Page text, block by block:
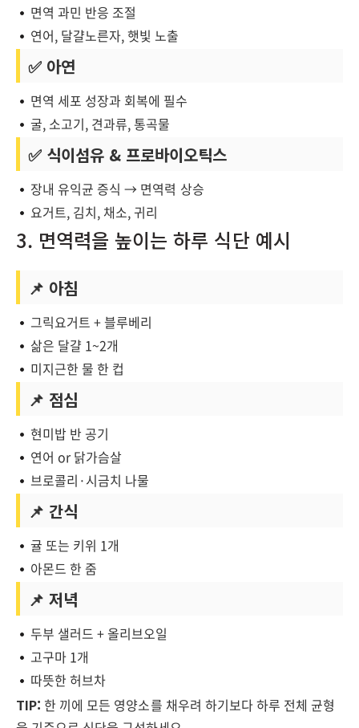
면역 과민 반응 조절
연어, 달걀노른자, 햇빛 노출
✅ 아연
면역 세포 성장과 회복에 필수
굴, 소고기, 견과류, 통곡물
✅ 식이섬유 & 프로바이오틱스
장내 유익균 증식 → 면역력 상승
요거트, 김치, 채소, 귀리
3. 면역력을 높이는 하루 식단 예시
📌 아침
그릭요거트 + 블루베리
삶은 달걀 1~2개
미지근한 물 한 컵
📌 점심
현미밥 반 공기
연어 or 닭가슴살
브로콜리·시금치 나물
📌 간식
귤 또는 키위 1개
아몬드 한 줌
📌 저녁
두부 샐러드 + 올리브오일
고구마 1개
따뜻한 허브차
TIP: 한 끼에 모든 영양소를 채우려 하기보다하루 전체 균형